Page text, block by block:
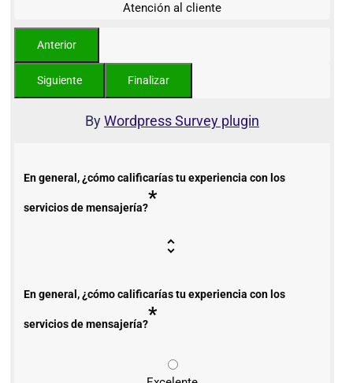
Atención al cliente
ByWordpress Survey plugin
En general, ¿cómo calificarías tu experiencia con los
servicios de mensajería?*
En general, ¿cómo calificarías tu experiencia con los
servicios de mensajería?*